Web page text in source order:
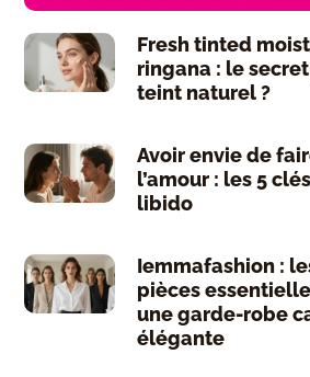
Fresh tinted
ringana : le
teint naturel ?
Avoir envie de
l’amour : les 5
libido
Iemmafashion :
pièces
une garde-robe
élégante